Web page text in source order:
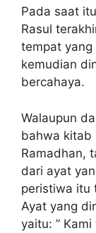
Pada saat
Rasul
tempat yang
kemudian
bercahaya.
Walaupun
bahwa kitab
Ramadhan,
dari ayat
peristiwa itu
Ayat yang
yaitu: ”